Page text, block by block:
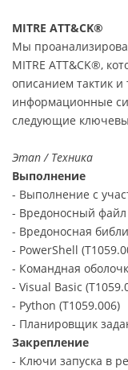
MITRE ATT&CK®
Мы
MITRE ATT&CK®,
описанием тактик
информационные
следующие
Этап / Техника
Выполнение
- Выполнение с
- Вредоносный файл
- Вредоносная
- PowerShell
- Командная
- Visual Basic
- Python (T1059.006)
- Планировщик
Закрепление
- Ключи запуска в